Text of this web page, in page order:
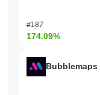
#187
174.09%
Bubblemaps